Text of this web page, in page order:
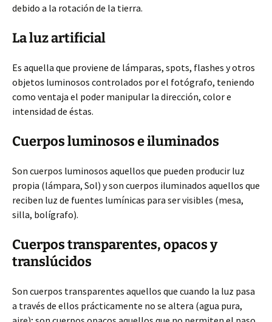
debido a la rotación de la tierra.
La luz artificial
Es aquella que proviene de lámparas, spots, flashes y otros
objetos luminosos controlados por el fotógrafo, teniendo
como ventaja el poder manipular la dirección, color e
intensidad de éstas.
Cuerpos luminosos e iluminados
Son cuerpos luminosos aquellos que pueden producir luz
propia (lámpara, Sol) y son cuerpos iluminados aquellos que
reciben luz de fuentes lumínicas para ser visibles (mesa,
silla, bolígrafo).
Cuerpos transparentes, opacos y
translúcidos
Son cuerpos transparentes aquellos que cuando la luz pasa
a través de ellos prácticamente no se altera (agua pura,